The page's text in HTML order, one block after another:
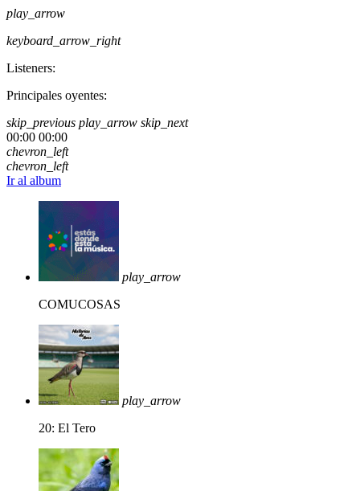
play_arrow
keyboard_arrow_right
Listeners:
Principales oyentes:
skip_previous play_arrow skip_next
00:00 00:00
chevron_left
chevron_left
Ir al album
play_arrow
COMUCOSAS
play_arrow
20: El Tero